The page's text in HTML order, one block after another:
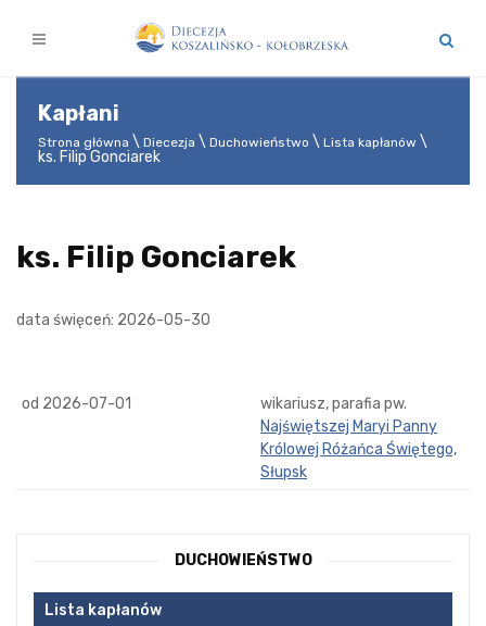
Kapłani
Strona główna Diecezja Duchowieństwo Lista kapłanów
ks. Filip Gonciarek
ks. Filip Gonciarek
data święceń: 2026-05-30
od 2026-07-01
wikariusz, parafia pw.
Najświętszej Maryi Panny
Królowej Różańca Świętego,
Słupsk
DUCHOWIEŃSTWO
Lista kapłanów